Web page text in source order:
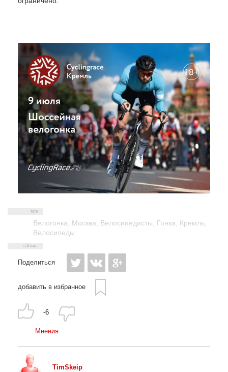
Велогонка, Москва, Велосипедисты, Гонка, Кремль,
Велосипеды
Поделиться
добавить в избранное
-6
Мнения
TimSkeip